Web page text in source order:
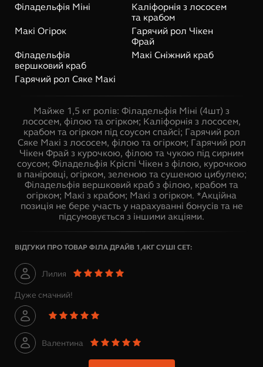
Філадельфія Міні
Каліфорнія з лососем
та крабом
Макі Огірок
Гарячий рол Чікен
Фрай
Філадельфія
вершковий краб
Макі Сніжний краб
Гарячий рол Сяке Макі
Майже 1,5 кг ролів: Філадельфія Міні (4шт) з
лососем, філою та огірком; Каліфорнія з лососем,
крабом та огірком під соусом спайсі; Гарячий рол
Сяке Макі з лососем, філою та огірком; Гарячий рол
Чікен Фрай з курочкою, філою та чукою під сирним
соусом; Філадельфія Кріспі Чікен з філою, курочкою
в паніровці, огірком, зеленою та сушеною цибулею;
Філадельфія вершковий краб з філою, крабом та
огірком; Макі з крабом; Макі з огірком. *Акційна
позиція не бере участь у нарахуванні бонусів та не
підсумовується з іншими акціями.
ВІДГУКИ ПРО ТОВАР ФІЛА ДРАЙВ 1,4КГ СУШІ СЕТ:
Лилия
Дуже смачний!
Валентина